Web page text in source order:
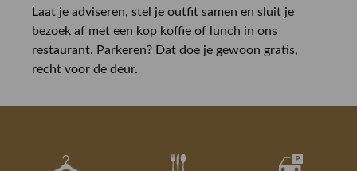
Laat je adviseren, stel je outfit samen en sluit je
bezoek af met een kop koffie of lunch in ons
restaurant. Parkeren? Dat doe je gewoon gratis,
recht voor de deur.